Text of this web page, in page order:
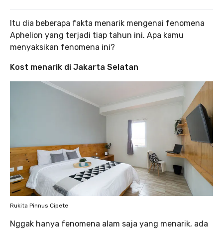
Itu dia beberapa fakta menarik mengenai fenomena
Aphelion yang terjadi tiap tahun ini. Apa kamu
menyaksikan fenomena ini?
Kost menarik di Jakarta Selatan
Rukita Pinnus Cipete
Nggak hanya fenomena alam saja yang menarik, ada